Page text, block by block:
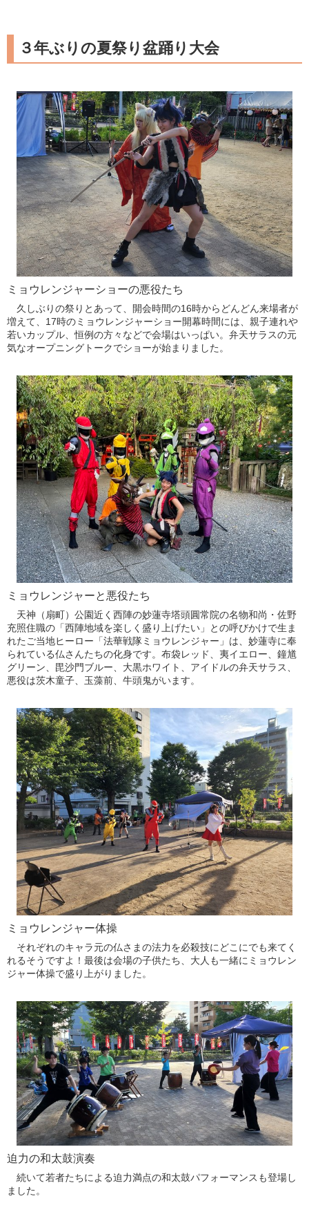
３年ぶりの夏祭り盆踊り大会
ミョウレンジャーショーの悪役たち
久しぶりの祭りとあって、開会時間の16時からどんどん来場者が
増えて、17時のミョウレンジャーショー開幕時間には、親子連れや
若いカップル、恒例の方々などで会場はいっぱい。弁天サラスの元
気なオープニングトークでショーが始まりました。
ミョウレンジャーと悪役たち
天神（扇町）公園近く西陣の妙蓮寺塔頭圓常院の名物和尚・佐野
充照住職の「西陣地域を楽しく盛り上げたい」との呼びかけで生ま
れたご当地ヒーロー「法華戦隊ミョウレンジャー」は、妙蓮寺に奉
られている仏さんたちの化身です。布袋レッド、夷イエロー、鐘馗
グリーン、毘沙門ブルー、大黒ホワイト、アイドルの弁天サラス、
悪役は茨木童子、玉藻前、牛頭鬼がいます。
ミョウレンジャー体操
それぞれのキャラ元の仏さまの法力を必殺技にどこにでも来てく
れるそうですよ！最後は会場の子供たち、大人も一緒にミョウレン
ジャー体操で盛り上がりました。
迫力の和太鼓演奏
続いて若者たちによる迫力満点の和太鼓パフォーマンスも登場し
ました。